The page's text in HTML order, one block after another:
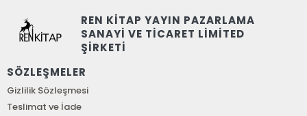
REN KİTAP YAYIN PAZARLAMA
SANAYİ VE TİCARET LİMİTED
ŞİRKETİ
SÖZLEŞMELER
Gizlilik Sözleşmesi
Teslimat ve İade